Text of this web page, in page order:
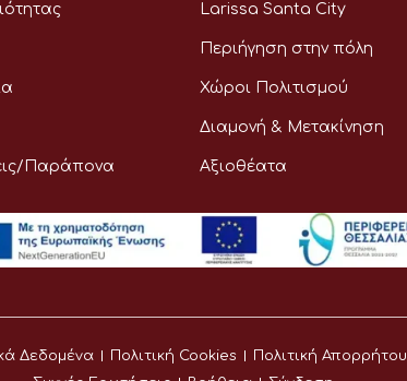
Παράπονα
Larissa Santa City
Περιήγηση στην πόλη
Χώροι Πολιτισμού
Διαμονή & Μετακίνηση
Αξιοθέατα
Δεδομένα Πολιτική Cookies Πολιτική Απορρήτου